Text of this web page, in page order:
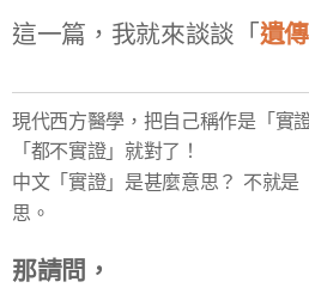
這一篇，我就來談談「遺傳
現代西方醫學，把自己稱作是「實
「都不實證」就對了！
中文「實證」是甚麼意思？ 不就是
思。
那請問，